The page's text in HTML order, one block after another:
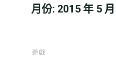
月份: 2015 年 5 月
遊戲